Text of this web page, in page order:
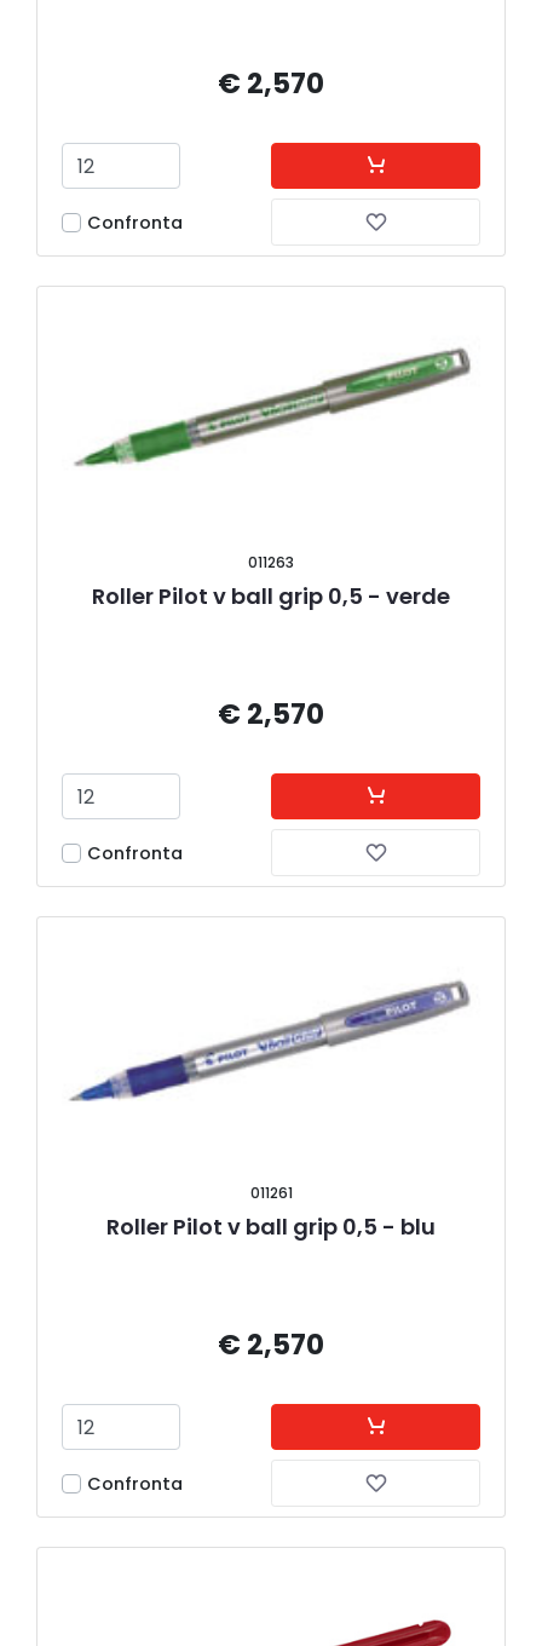
€ 2,570
Confronta
011263
Roller Pilot v ball grip 0,5 - verde
€ 2,570
Confronta
011261
Roller Pilot v ball grip 0,5 - blu
€ 2,570
Confronta